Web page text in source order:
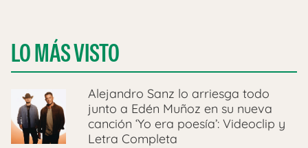
LO MÁS VISTO
Alejandro Sanz lo arriesga todo
junto a Edén Muñoz en su nueva
canción ‘Yo era poesía’: Videoclip y
Letra Completa